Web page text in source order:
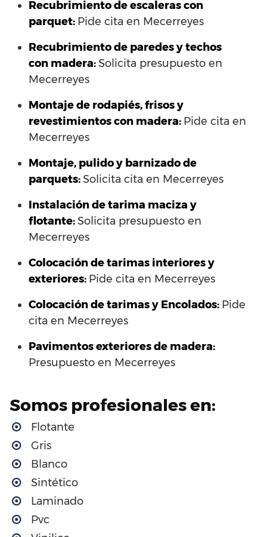
Recubrimiento de escaleras con
parquet: Pide cita en Mecerreyes
Recubrimiento de paredes y techos
con madera:Solicita presupuesto en
Mecerreyes
Montaje de rodapiés, frisos y
revestimientos con madera: Pide cita en
Mecerreyes
Montaje, pulido y barnizado de
parquets:Solicita cita en Mecerreyes
Instalación de tarima maciza y
flotante:Solicita presupuesto en
Mecerreyes
Colocación de tarimas interiores y
exteriores: Pide cita en Mecerreyes
Colocación de tarimas y Encolados: Pide
cita en Mecerreyes
Pavimentos exteriores de madera:
Presupuesto en Mecerreyes
Somos profesionales en:
Flotante
Gris
Blanco
Sintético
Laminado
Pvc